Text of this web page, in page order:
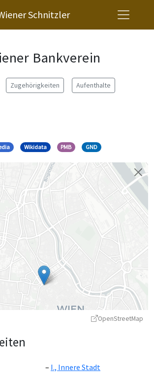
Schnitzler
Bankverein
Zugehörigkeiten Aufenthalte
Wikidata PMB GND
OpenStreetMap
I., Innere Stadt